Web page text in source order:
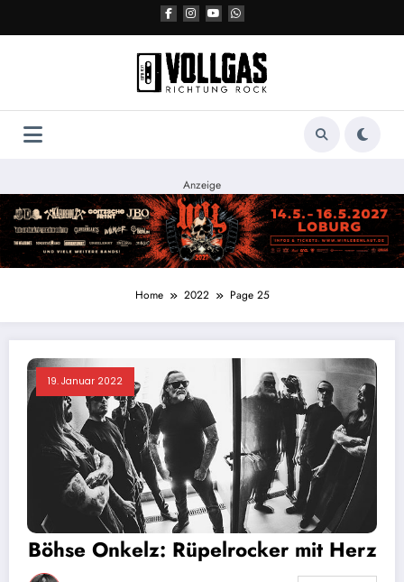
Anzeige
Home 2022 Page 25
19. Januar 2022
Böhse Onkelz: Rüpelrocker mit Herz